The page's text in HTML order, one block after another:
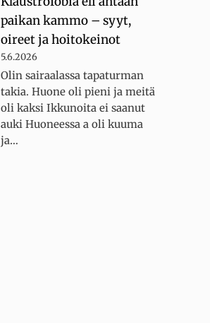
paikan kammo – syyt,
oireet ja hoitokeinot
5.6.2026
Olin sairaalassa tapaturman
takia. Huone oli pieni ja meitä
oli kaksi Ikkunoita ei saanut
auki Huoneessa a oli kuuma
ja…